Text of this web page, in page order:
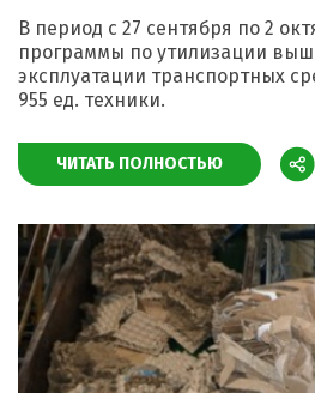
В период с 27 сентября по 2
программы по утилизации
эксплуатации транспортных
955 ед. техники.
ЧИТАТЬ ПОЛНОСТЬЮ